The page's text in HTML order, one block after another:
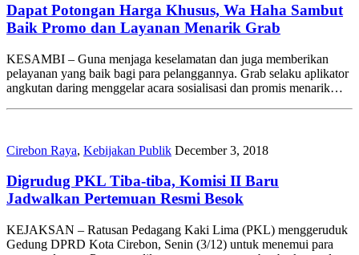
Dapat Potongan Harga Khusus, Wa Haha Sambut
Baik Promo dan Layanan Menarik Grab
KESAMBI – Guna menjaga keselamatan dan juga memberikan
pelayanan yang baik bagi para pelanggannya. Grab selaku aplikator
angkutan daring menggelar acara sosialisasi dan promis menarik…
Cirebon Raya, Kebijakan Publik December 3, 2018
Digrudug PKL Tiba-tiba, Komisi II Baru
Jadwalkan Pertemuan Resmi Besok
KEJAKSAN – Ratusan Pedagang Kaki Lima (PKL) menggeruduk
Gedung DPRD Kota Cirebon, Senin (3/12) untuk menemui para